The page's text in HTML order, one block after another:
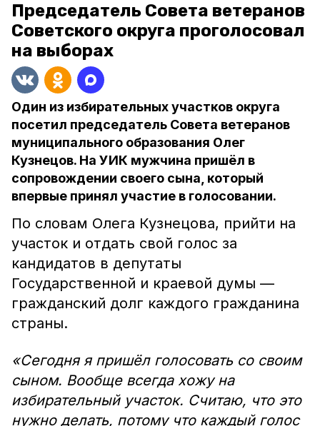
Председатель Совета ветеранов
Советского округа проголосовал
на выборах
Один из избирательных участков округа
посетил председатель Совета ветеранов
муниципального образования Олег
Кузнецов. На УИК мужчина пришёл в
сопровождении своего сына, который
впервые принял участие в голосовании.
По словам Олега Кузнецова, прийти на
участок и отдать свой голос за
кандидатов в депутаты
Государственной и краевой думы —
гражданский долг каждого гражданина
страны.
«Сегодня я пришёл голосовать со своим
сыном. Вообще всегда хожу на
избирательный участок. Считаю, что это
нужно делать, потому что каждый голос